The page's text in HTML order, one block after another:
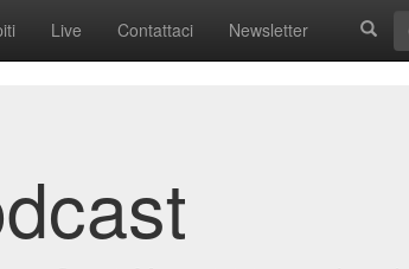
Live Contattaci Newsletter